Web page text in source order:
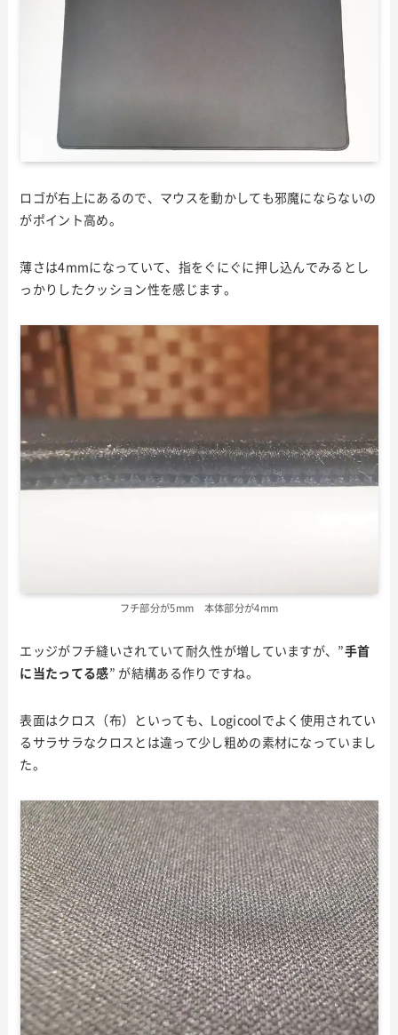
ロゴが右上にあるので、マウスを動かしても邪魔にならないの
がポイント高め。
薄さは4mmになっていて、指をぐにぐに押し込んでみるとし
っかりしたクッション性を感じます。
フチ部分が5mm 本体部分が4mm
エッジがフチ縫いされていて耐久性が増していますが、”手首
に当たってる感” が結構ある作りですね。
表面はクロス（布）といっても、Logicoolでよく使用されてい
るサラサラなクロスとは違って少し粗めの素材になっていまし
た。